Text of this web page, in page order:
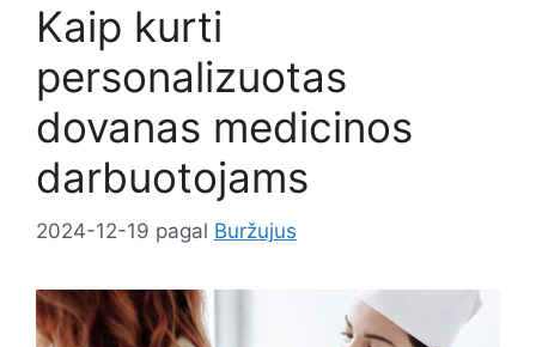
Kaip kurti
personalizuotas
dovanas medicinos
darbuotojams
2024-12-19 pagal Buržujus